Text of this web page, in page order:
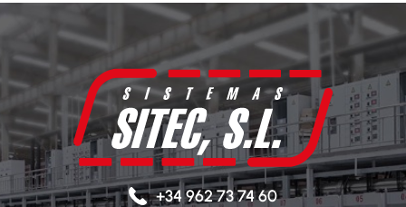
+34 962 73 74 60